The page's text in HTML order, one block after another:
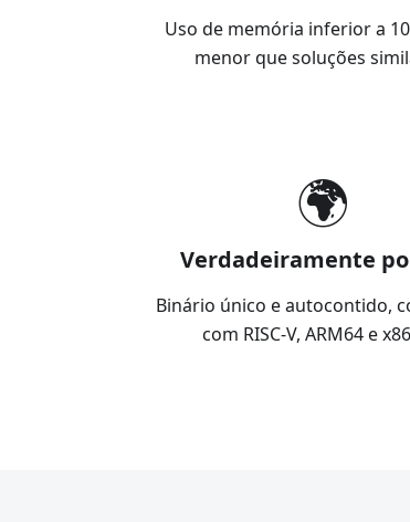
Uso de memória inferior a
menor que soluções
🌍
Verdadeiramente
Binário único e autocontido,
com RISC-V, ARM64 e